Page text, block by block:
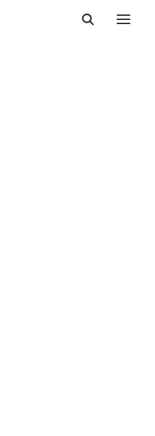
LIGNES
PANNEAUX
»